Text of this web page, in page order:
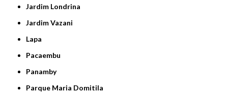
Jardim Londrina
Jardim Vazani
Lapa
Pacaembu
Panamby
Parque Maria Domitila